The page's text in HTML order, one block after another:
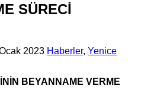
SÜRECİ
2023 Haberler, Yenice
BEYANNAME VERME